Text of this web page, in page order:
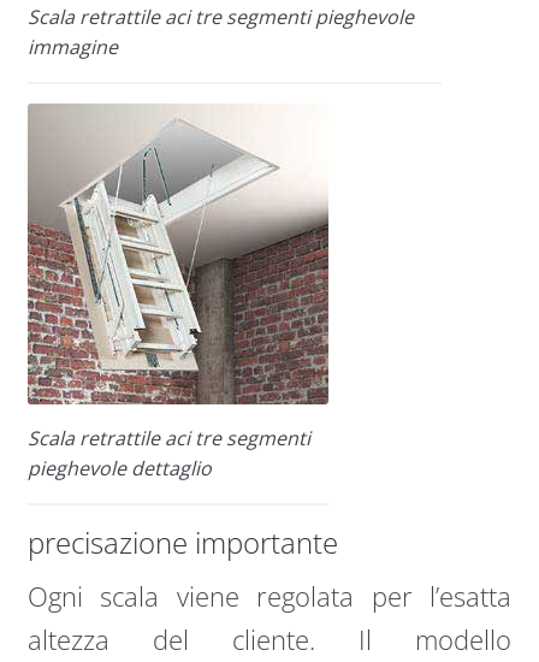
Scala retrattile aci tre segmenti pieghevole
immagine
Scala retrattile aci tre segmenti
pieghevole dettaglio
precisazione importante
Ogni scala viene regolata per l’esatta
altezza del cliente. Il modello